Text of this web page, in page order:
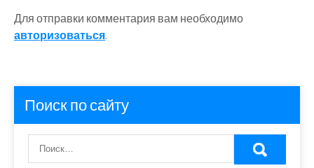
Для отправки комментария вам необходимо
авторизоваться.
Поиск по сайту